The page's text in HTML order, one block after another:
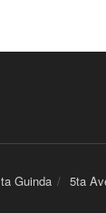
Guinda 5ta